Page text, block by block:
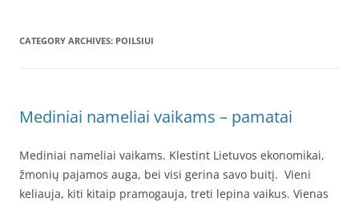
CATEGORY ARCHIVES: POILSIUI
Mediniai nameliai vaikams – pamatai
Mediniai nameliai vaikams. Klestint Lietuvos ekonomikai,
žmonių pajamos auga, bei visi gerina savo buitį. Vieni
keliauja, kiti kitaip pramogauja, treti lepina vaikus. Vienas